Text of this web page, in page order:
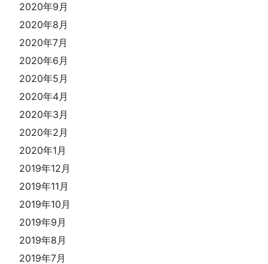
2020年9月
2020年8月
2020年7月
2020年6月
2020年5月
2020年4月
2020年3月
2020年2月
2020年1月
2019年12月
2019年11月
2019年10月
2019年9月
2019年8月
2019年7月